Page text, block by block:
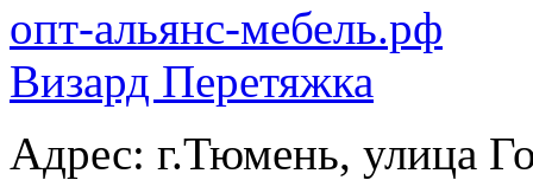
опт-альянс-мебель.рф
Визард Перетяжка
Адрес: г.Тюмень, улица